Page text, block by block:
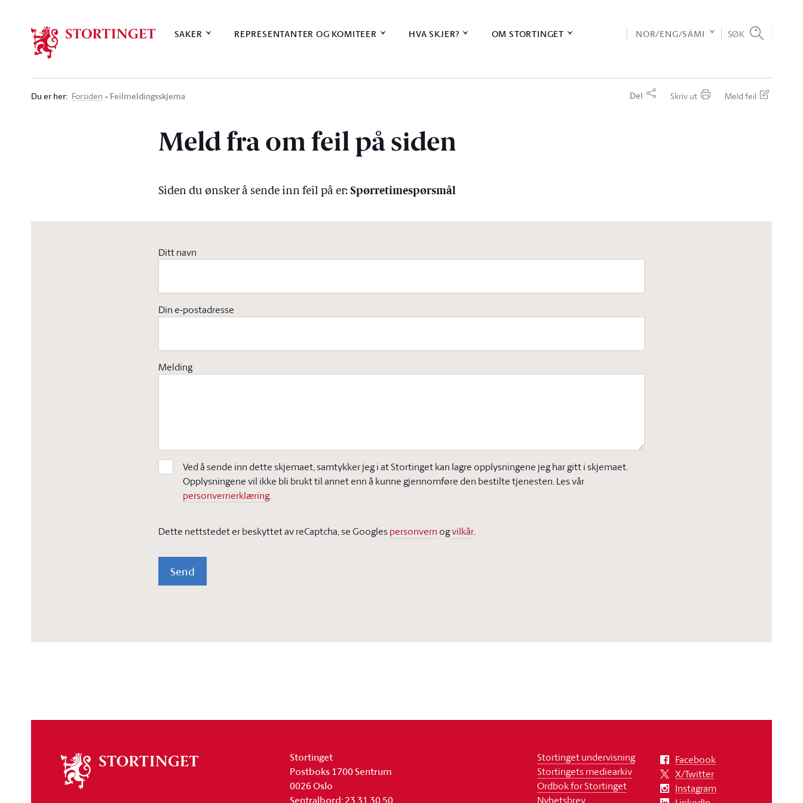
SAKER REPRESENTANTER OG KOMITEER HVA SKJER? OM STORTINGET NOR/ENG/SÁMI SØK
Du er her: Forsiden Feilmeldingsskjema Del Skriv ut Meld feil
Meld fra om feil på siden
Siden du ønsker å sende inn feil på er: Spørretimespørsmål
Ditt navn
Din e-postadresse
Melding
Ved å sende inn dette skjemaet, samtykker jeg i at Stortinget kan lagre opplysningene jeg har gitt i skjemaet.
Opplysningene vil ikke bli brukt til annet enn å kunne gjennomføre den bestilte tjenesten. Les vår
personvernerklæring.
Dette nettstedet er beskyttet av reCaptcha, se Googlespersonvern ogvilkår.
Send
stortinget
Stortinget
Postboks 1700 Sentrum
0026 Oslo
Sentralbord: 23 31 30 50
Stortinget undervisning
Stortingets mediearkiv
Ordbok for Stortinget
Nyhetsbrev
Facebook
X/Twitter
Instagram